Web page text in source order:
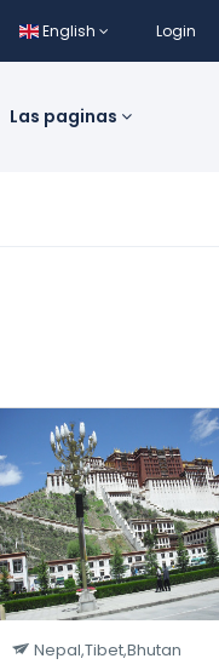
English Login
Las paginas
Nepal,Tibet,Bhutan